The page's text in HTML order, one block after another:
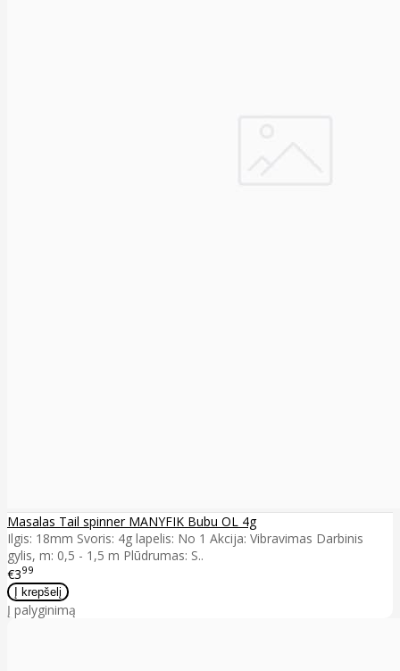
Masalas Tail spinner MANYFIK Bubu OL 4g
Ilgis: 18mm Svoris: 4g lapelis: No 1 Akcija: Vibravimas Darbinis
gylis, m: 0,5 - 1,5 m Plūdrumas: S..
€399
Į palyginimą